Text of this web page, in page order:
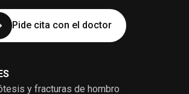
Pide cita con el doctor
y fracturas de hombro